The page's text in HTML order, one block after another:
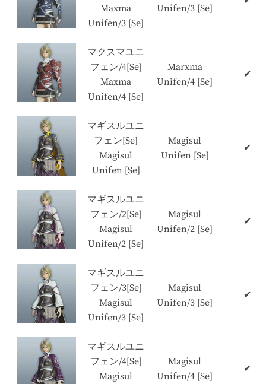
Maxma
Unifen/3 [Se]
Unifen/3 [Se]
マクスマユニ
フェン/4[Se]
Maxma
Unifen/4 [Se]
Marxma
Unifen/4 [Se]
✔
マギスルユニ
フェン[Se]
Magisul
Unifen [Se]
Magisul
Unifen [Se]
✔
マギスルユニ
フェン/2[Se]
Magisul
Unifen/2 [Se]
Magisul
Unifen/2 [Se]
✔
マギスルユニ
フェン/3[Se]
Magisul
Unifen/3 [Se]
Magisul
Unifen/3 [Se]
✔
マギスルユニ
フェン/4[Se]
Magisul
Magisul
Unifen/4 [Se]
✔